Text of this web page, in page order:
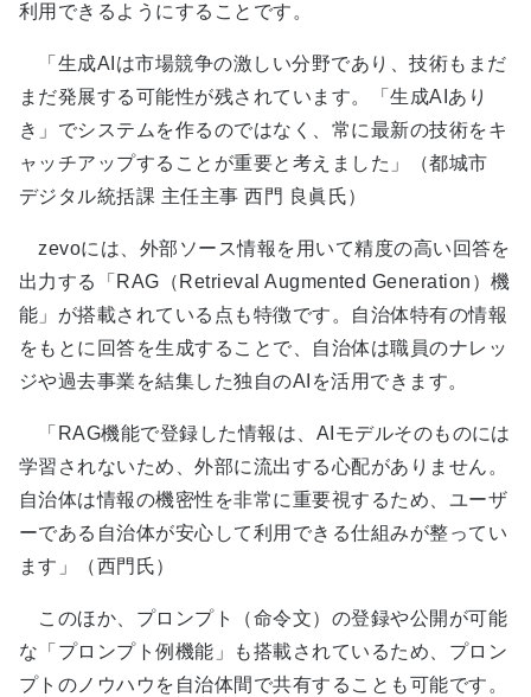
利用できるようにすることです。
「生成AIは市場競争の激しい分野であり、技術もまだ
まだ発展する可能性が残されています。「生成AIあり
き」でシステムを作るのではなく、常に最新の技術をキ
ャッチアップすることが重要と考えました」（都城市
デジタル統括課 主任主事 西門 良眞氏）
zevoには、外部ソース情報を用いて精度の高い回答を
出力する「RAG（Retrieval Augmented Generation）機
能」が搭載されている点も特徴です。自治体特有の情報
をもとに回答を生成することで、自治体は職員のナレッ
ジや過去事業を結集した独自のAIを活用できます。
「RAG機能で登録した情報は、AIモデルそのものには
学習されないため、外部に流出する心配がありません。
自治体は情報の機密性を非常に重要視するため、ユーザ
ーである自治体が安心して利用できる仕組みが整ってい
ます」（西門氏）
このほか、プロンプト（命令文）の登録や公開が可能
な「プロンプト例機能」も搭載されているため、プロン
プトのノウハウを自治体間で共有することも可能です。